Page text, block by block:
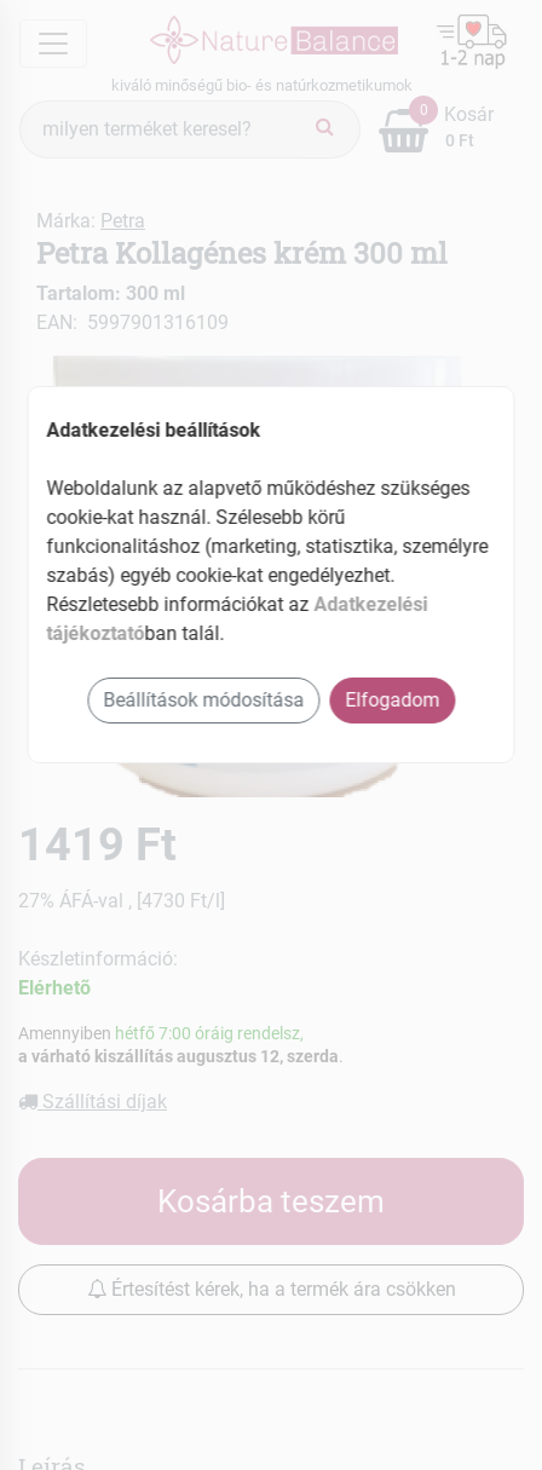
menu
kiváló minőségű bio- és natúrkozmetikumok
keresés
0
0 Ft
Kosár
Márka: Petra
Petra Kollagénes krém 300 ml
Tartalom: 300 ml
EAN: 5997901316109
1419 Ft
27% ÁFÁ-val , [4730 Ft/l]
Készletinformáció:
Elérhetõ
Amennyiben hétfő 7:00 óráig rendelsz,
a várható kiszállítás augusztus 12, szerda
Szállítási díjak
Kosárba teszem
Értesítést kérek, ha a termék ára csökken
Adatkezelési beállítások
Weboldalunk az alapvető működéshez szükséges
cookie-kat használ. Szélesebb körű
funkcionalitáshoz (marketing, statisztika, személyre
szabás) egyéb cookie-kat engedélyezhet.
Részletesebb információkat az Adatkezelési
tájékoztatóban talál.
Beállítások módosítása Elfogadom